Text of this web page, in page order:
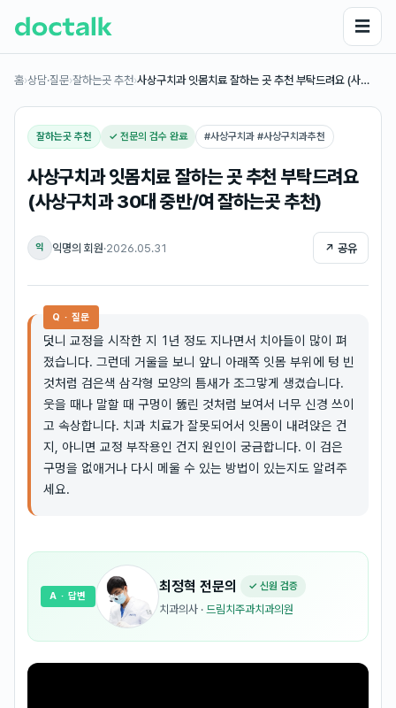
☰
홈›상담·질문›잘하는곳 추천›사상구치과 잇몸치료 잘하는 곳 추천 부탁드려요 (사…
잘하는곳 추천 ✓ 전문의 검수 완료 #사상구치과 #사상구치과추천
사상구치과 잇몸치료 잘하는 곳 추천 부탁드려요
(사상구치과 30대 중반/여 잘하는곳 추천)
익 익명의 회원·2026.05.31 ↗ 공유
Q · 질문
덧니 교정을 시작한 지 1년 정도 지나면서 치아들이 많이 펴
졌습니다. 그런데 거울을 보니 앞니 아래쪽 잇몸 부위에 텅 빈
것처럼 검은색 삼각형 모양의 틈새가 조그맣게 생겼습니다.
웃을 때나 말할 때 구멍이 뚫린 것처럼 보여서 너무 신경 쓰이
고 속상합니다. 치과 치료가 잘못되어서 잇몸이 내려앉은 건
지, 아니면 교정 부작용인 건지 원인이 궁금합니다. 이 검은
구멍을 없애거나 다시 메울 수 있는 방법이 있는지도 알려주
세요.
최정혁 전문의 ✓ 신원 검증
치과의사 · 드림치주과치과의원
A · 답변